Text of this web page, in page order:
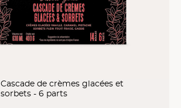
Cascade de crèmes glacées et
sorbets - 6 parts